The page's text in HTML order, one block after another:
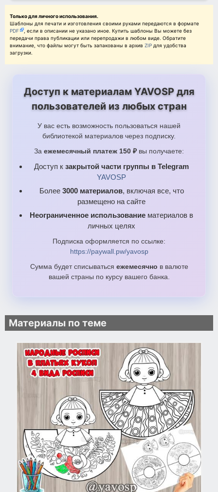
Только для личного использования.
Шаблоны для печати и изготовления своими руками передаются в формате
PDF
, если в описании не указано иное. Купить шаблоны Вы можете без
передачи права публикации или перепродажи в любом виде. Обратите
внимание, что файлы могут быть запакованы в архив ZIP для удобства
загрузки.
Доступ к материалам YAVOSP для
пользователей из любых стран
У вас есть возможность пользоваться нашей
библиотекой материалов через подписку.
За ежемесячный платеж 150 ₽ вы получаете:
Доступ к закрытой части группы в Telegram
YAVOSP
Более 3000 материалов, включая все, что
размещено на сайте
Неограниченное использование материалов в
личных целях
Подписка оформляется по ссылке:
https://paywall.pw/yavosp
Сумма будет списываться ежемесячно в валюте
вашей страны по курсу вашего банка.
Материалы по теме